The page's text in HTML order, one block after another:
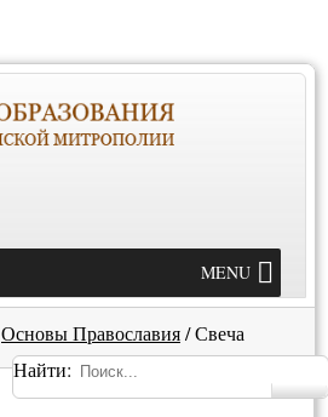
MENU
Основы Православия/Свеча
Найти: